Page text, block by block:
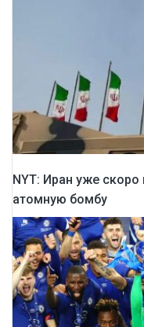
NYT: Иран уже
атомную бомбу